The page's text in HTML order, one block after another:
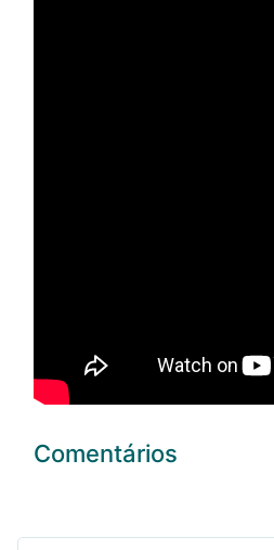
Comentários